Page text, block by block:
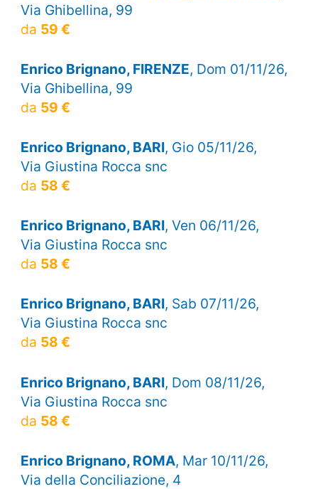
Via Ghibellina, 99
da 59 €
Enrico Brignano, FIRENZE, Dom 01/11/26,
Via Ghibellina, 99
da 59 €
Enrico Brignano, BARI, Gio 05/11/26,
Via Giustina Rocca snc
da 58 €
Enrico Brignano, BARI, Ven 06/11/26,
Via Giustina Rocca snc
da 58 €
Enrico Brignano, BARI, Sab 07/11/26,
Via Giustina Rocca snc
da 58 €
Enrico Brignano, BARI, Dom 08/11/26,
Via Giustina Rocca snc
da 58 €
Enrico Brignano, ROMA, Mar 10/11/26,
Via della Conciliazione, 4